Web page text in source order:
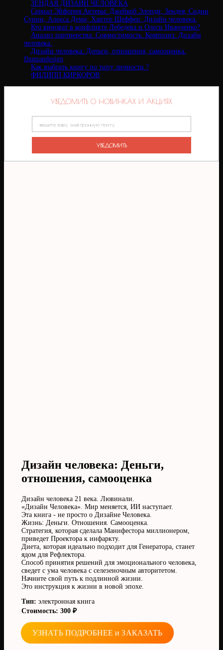
ЗЕНДАЯ ДИЗАЙН ЧЕЛОВЕКА
Сериал Эйфория Актеры: Джейкоб Элорди, Зендея, Сидни
Суини, Алекса Деми, Хантер Шеффер. Дизайн человека.
Кто виноват в конфликте Лебедева и Олеси Иванченко?
Анализ партнерства. Совместимость. Композит. Дизайн
человека.
Дизайн человека: Деньги, отношения, самооценка.
Ihumandesign
Как выбрать книгу по типу личности ?
ФИЛИПП КИРКОРОВ
УВЕДОМИТЬ О НОВИНКАХ И АКЦИЯХ
Дизайн человека: Деньги,
отношения, самооценка
Дизайн человека 21 века. Лювинали.
«Дизайн Человека». Мир меняется, ИИ наступает.
Эта книга - не просто о Дизайне Человека.
Жизнь: Деньги. Отношения. Самооценка.
Стратегия, которая сделала Манифестора миллионером,
приведет Проектора к инфаркту.
Диета, которая идеально подходит для Генератора, станет
ядом для Рефлектора.
Способ принятия решений для эмоционального человека,
сведет с ума человека с селезеночным авторитетом.
Начните свой путь к подлинной жизни.
Это инструкция к жизни в новой эпохе.
Тип: электронная книга
Стоимость: 300 ₽
УЗНАТЬ ПОДРОБНЕЕ и ЗАКАЗАТЬ